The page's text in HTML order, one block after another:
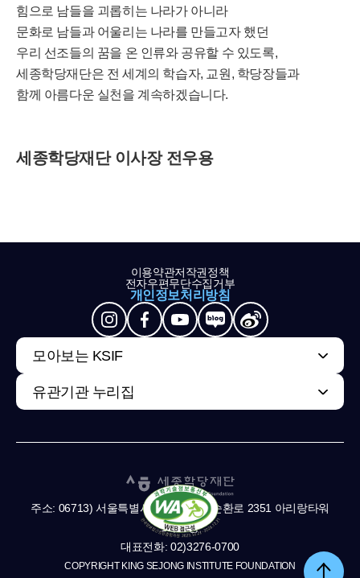
힘으로 남들을 괴롭히는 나라가 아니라
문화로 남들과 어울리는 나라를 만들고자 했던
우리 선조들의 꿈을 온 인류와 공유할 수 있도록,
세종학당재단은 전 세계의 학습자, 교원, 학당장들과
함께 아름다운 실천을 계속하겠습니다.
세종학당재단 이사장 전우용
이용약관저작권정책
전자우편무단수집거부
개인정보처리방침
모아보는 KSIF
유관기관 누리집
주소: 06713) 서울특별시 서초구 남부순환로 2351 아리랑타워
11,13층
대표전화: 02)3276-0700
COPYRIGHT KING SEJONG INSTITUTE FOUNDATION